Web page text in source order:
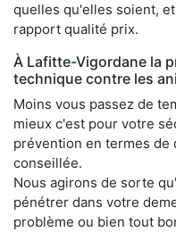
quelles qu'elles soient,
rapport qualité prix.
À Lafitte-Vigordane la
technique contre les
Moins vous passez de
mieux c'est pour votre
prévention en termes
conseillée.
Nous agirons de sorte
pénétrer dans votre
problème ou bien tout